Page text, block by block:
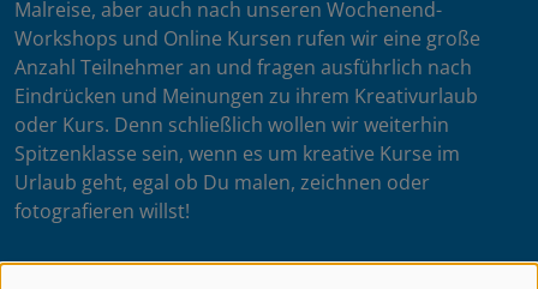
Malreise, aber auch nach unseren Wochenend-
Workshops und Online Kursen rufen wir eine große
Anzahl Teilnehmer an und fragen ausführlich nach
Eindrücken und Meinungen zu ihrem Kreativurlaub
oder Kurs. Denn schließlich wollen wir weiterhin
Spitzenklasse sein, wenn es um kreative Kurse im
Urlaub geht, egal ob Du malen, zeichnen oder
fotografieren willst!